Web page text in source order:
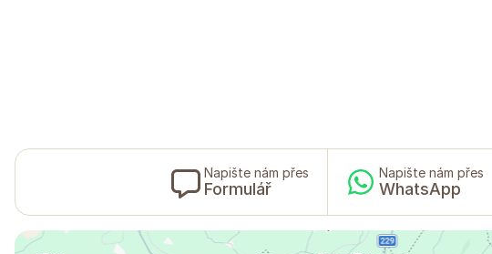
Napište nám přes
Formulář
Napište nám přes
WhatsApp